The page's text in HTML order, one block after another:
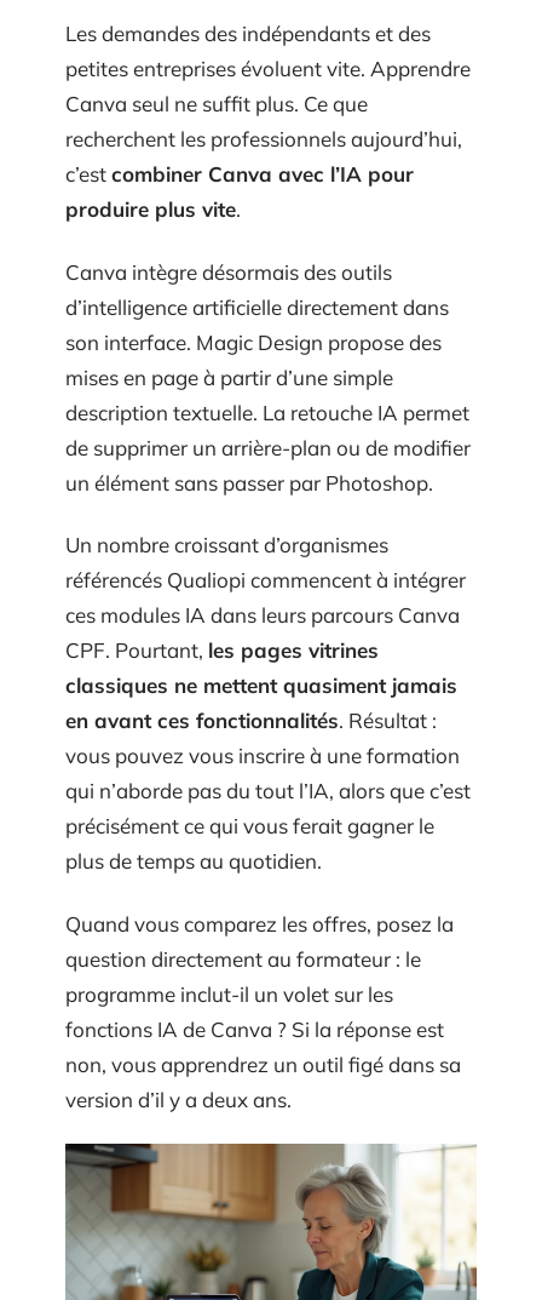
Les demandes des indépendants et des
petites entreprises évoluent vite. Apprendre
Canva seul ne suffit plus. Ce que
recherchent les professionnels aujourd’hui,
c’estcombiner Canva avec l’IA pour
produire plus vite.
Canva intègre désormais des outils
d’intelligence artificielle directement dans
son interface. Magic Design propose des
mises en page à partir d’une simple
description textuelle. La retouche IA permet
de supprimer un arrière-plan ou de modifier
un élément sans passer par Photoshop.
Un nombre croissant d’organismes
référencés Qualiopi commencent à intégrer
ces modules IA dans leurs parcours Canva
CPF. Pourtant, les pages vitrines
classiques ne mettent quasiment jamais
en avant ces fonctionnalités. Résultat :
vous pouvez vous inscrire à une formation
qui n’aborde pas du tout l’IA, alors que c’est
précisément ce qui vous ferait gagner le
plus de temps au quotidien.
Quand vous comparez les offres, posez la
question directement au formateur : le
programme inclut-il un volet sur les
fonctions IA de Canva ? Si la réponse est
non, vous apprendrez un outil figé dans sa
version d’il y a deux ans.